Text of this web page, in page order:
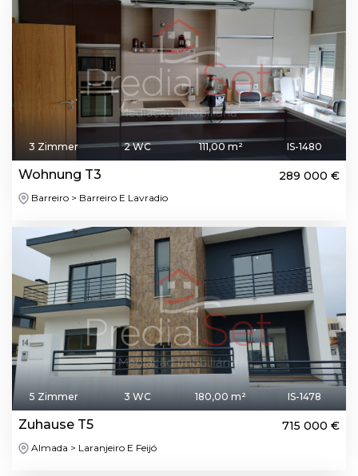
3 Zimmer 2 WC 111,00 m² IS-1480
Wohnung T3 289 000 €
Barreiro > Barreiro E Lavradio
5 Zimmer 3 WC 180,00 m² IS-1478
Zuhause T5 715 000 €
Almada > Laranjeiro E Feijó